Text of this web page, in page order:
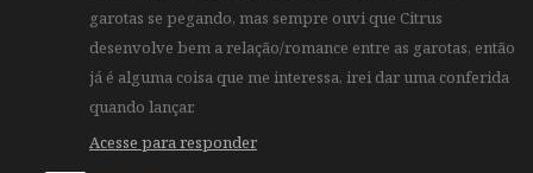
garotas se pegando, mas sempre ouvi que Citrus
desenvolve bem a relação/romance entre as garotas, então
já é alguma coisa que me interessa, irei dar uma conferida
quando lançar.
Acesse para responder